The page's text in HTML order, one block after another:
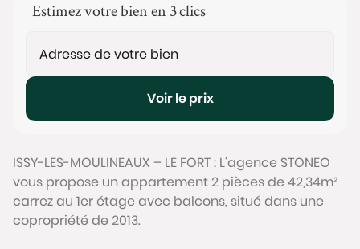
Estimez votre bien en 3 clics
Voir le prix
ISSY-LES-MOULINEAUX – LE FORT : L'agence STONEO
vous propose un appartement 2 pièces de 42,34m²
carrez au 1er étage avec balcons, situé dans une
copropriété de 2013.